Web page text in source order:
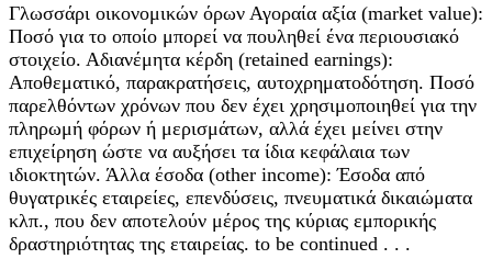
Γλωσσάρι οικονομικών όρων Αγοραία αξία (market value):
Ποσό για το οποίο μπορεί να πουληθεί ένα περιουσιακό
στοιχείο. Αδιανέμητα κέρδη (retained earnings):
Αποθεματικό, παρακρατήσεις, αυτοχρηματοδότηση. Ποσό
παρελθόντων χρόνων που δεν έχει χρησιμοποιηθεί για την
πληρωμή φόρων ή μερισμάτων, αλλά έχει μείνει στην
επιχείρηση ώστε να αυξήσει τα ίδια κεφάλαια των
ιδιοκτητών. Άλλα έσοδα (other income): Έσοδα από
θυγατρικές εταιρείες, επενδύσεις, πνευματικά δικαιώματα
κλπ., που δεν αποτελούν μέρος της κύριας εμπορικής
δραστηριότητας της εταιρείας. to be continued . . .